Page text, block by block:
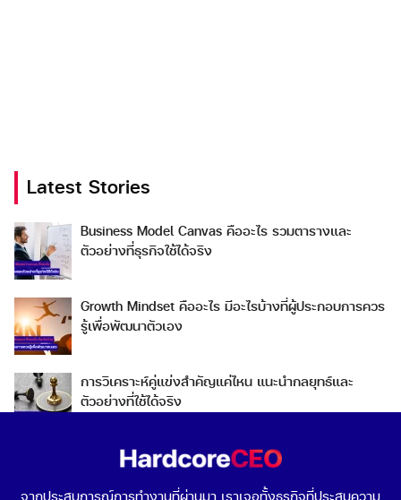
Search
for:
Search
Latest Stories
Business Model Canvas คืออะไร รวมตารางและ
ตัวอย่างที่ธุรกิจใช้ได้จริง
Growth Mindset คืออะไร มีอะไรบ้างที่ผู้ประกอบการควร
รู้เพื่อพัฒนาตัวเอง
การวิเคราะห์คู่แข่งสำคัญแค่ไหน แนะนำกลยุทธ์และ
ตัวอย่างที่ใช้ได้จริง
Go To Market คืออะไร เลือกกลยุทธ์การเข้าสู่ตลาดต่าง